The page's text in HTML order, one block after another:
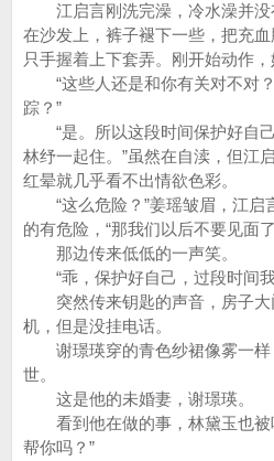
江启言刚洗完澡，冷水澡并没
在沙发上，裤子褪下一些，把充
只手握着上下套弄。刚开始动作，
“这些人还是和你有关对不对
踪？”
“是。所以这段时间保护好自
林纾一起住。”虽然在自渎，但江
红晕就几乎看不出情欲色彩。
“这么危险？”姜瑶皱眉，江启
的有危险，“那我们以后不要见面
那边传来低低的一声笑。
“乖，保护好自己，过段时间
突然传来钥匙的声音，房子大
机，但是没挂电话。
谢璟瑛穿的青色纱裙像雾一样
世。
这是他的未婚妻，谢璟瑛。
看到他在做的事，林黛玉也被
帮你吗？”